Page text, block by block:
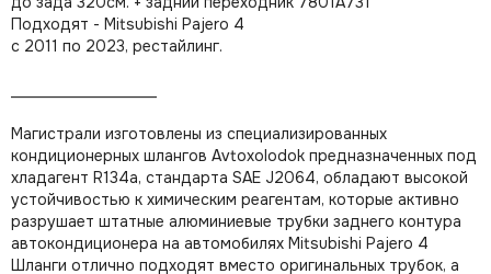
Подходят - Mitsubishi Pajero 4
с 2011 по 2023, рестайлинг.
Магистрали изготовлены из специализированных
кондиционерных шлангов Avtoxolodok предназначенных под
хладагент R134a, стандарта SAE J2064, обладают высокой
устойчивостью к химическим реагентам, которые активно
разрушает штатные алюминиевые трубки заднего контура
автокондиционера на автомобилях Mitsubishi Pajero 4
Шланги отлично подходят вместо оригинальных трубок, а